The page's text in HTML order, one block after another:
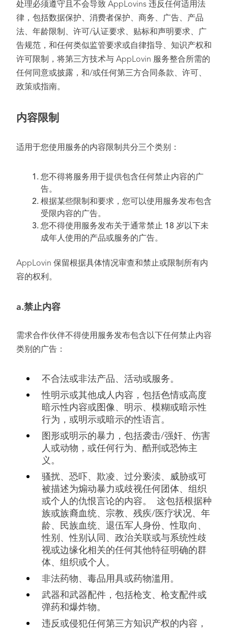
处理必须遵守且不会导致 AppLovins 违反任何适用法
律，包括数据保护、消费者保护、商务、广告、产品
法、年龄限制、许可/认证要求、贴标和声明要求、广
告规范，和任何类似监管要求或自律指导、知识产权和
许可限制，将第三方技术与 AppLovin 服务整合所需的
任何同意或披露，和/或任何第三方合同条款、许可、
政策或指南。
内容限制
适用于您使用服务的内容限制共分三个类别：
您不得将服务用于提供包含任何禁止内容的广
告。
根据某些限制和要求，您可以使用服务发布包含
受限内容的广告。
您不得使用服务发布关于通常禁止 18 岁以下未
成年人使用的产品或服务的广告。
AppLovin 保留根据具体情况审查和禁止或限制所有内
容的权利。
a.禁止内容
需求合作伙伴不得使用服务发布包含以下任何禁止内容
类别的广告：
不合法或非法产品、活动或服务。
性明示或其他成人内容，包括色情或高度
暗示性内容或图像、明示、模糊或暗示性
行为，或明示或暗示的性语言。
图形或明示的暴力，包括袭击/强奸、伤害
人或动物，或任何行为、酷刑或恐怖主
义。
骚扰、恐吓、欺凌、过分亵渎、威胁或可
被描述为煽动暴力或歧视任何团体、组织
或个人的仇恨言论的内容。 这包括根据种
族或族裔血统、宗教、残疾/医疗状况、年
龄、民族血统、退伍军人身份、性取向、
性别、性别认同、政治关联或与系统性歧
视或边缘化相关的任何其他特征明确的群
体、组织或个人。
非法药物、毒品用具或药物滥用。
武器和武器配件，包括枪支、枪支配件或
弹药和爆炸物。
违反或侵犯任何第三方知识产权的内容，